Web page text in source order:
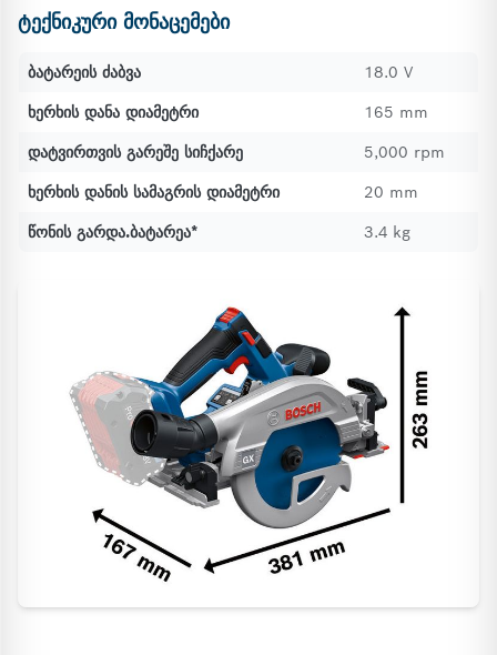
ტექნიკური მონაცემები
ბატარეის ძაბვა
18.0 V
ხერხის დანა დიამეტრი
165 mm
დატვირთვის გარეშე სიჩქარე
5,000 rpm
ხერხის დანის სამაგრის დიამეტრი
20 mm
წონის გარდა.ბატარეა*
3.4 kg